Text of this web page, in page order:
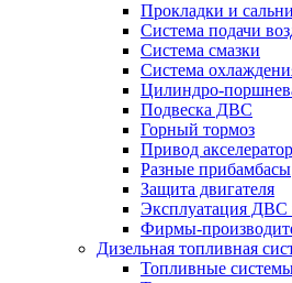
Прокладки и
Система подачи
Система смазки
Система
Цилиндро-
Подвеска ДВС
Горный тормоз
Привод
Разные прибамбасы
Защита двигателя
Эксплуатация ДВС
Фирмы-
Дизельная топливная
Топливные